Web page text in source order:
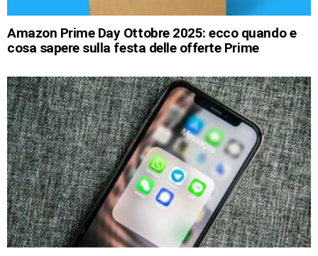
Amazon Prime Day Ottobre 2025: ecco quando e
cosa sapere sulla festa delle offerte Prime